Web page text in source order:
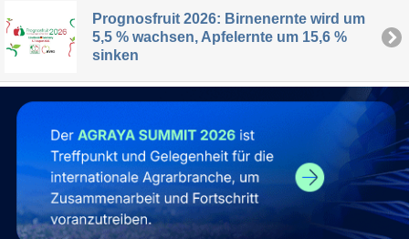
Prognosfruit 2026: Birnenernte wird um
5,5 % wachsen, Apfelernte um 15,6 %
sinken